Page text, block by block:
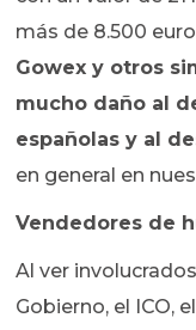
más de 8.500
Gowex y otros
mucho daño al
españolas y al
en general en
Vendedores de
Al ver
Gobierno, el ICO,